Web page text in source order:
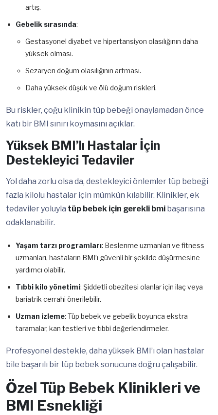
artış.
Gebelik sırasında:
Gestasyonel diyabet ve hipertansiyon olasılığının daha
yüksek olması.
Sezaryen doğum olasılığının artması.
Daha yüksek düşük ve ölü doğum riskleri.
Bu riskler, çoğu klinikin tüp bebeği onaylamadan önce
katı bir BMI sınırı koymasını açıklar.
Yüksek BMI’lı Hastalar İçin
Destekleyici Tedaviler
Yol daha zorlu olsa da, destekleyici önlemler tüp bebeği
fazla kilolu hastalar için mümkün kılabilir. Klinikler, ek
tedaviler yoluyla tüp bebek için gerekli bmi başarısına
odaklanabilir.
Yaşam tarzı programları: Beslenme uzmanları ve fitness
uzmanları, hastaların BMI’ı güvenli bir şekilde düşürmesine
yardımcı olabilir.
Tıbbi kilo yönetimi: Şiddetli obezitesi olanlar için ilaç veya
bariatrik cerrahi önerilebilir.
Uzman izleme: Tüp bebek ve gebelik boyunca ekstra
taramalar, kan testleri ve tıbbi değerlendirmeler.
Profesyonel destekle, daha yüksek BMI’ı olan hastalar
bile başarılı bir tüp bebek sonucuna doğru çalışabilir.
Özel Tüp Bebek Klinikleri ve
BMI Esnekliği